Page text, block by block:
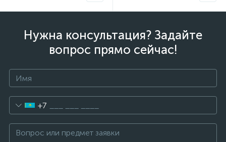
Нужна консультация? Задайте
вопрос прямо сейчас!
+7